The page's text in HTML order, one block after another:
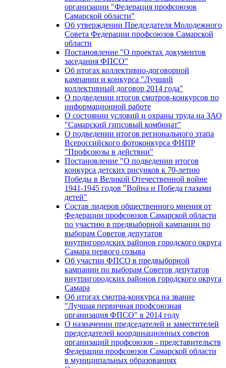
организации "Федерация профсоюзов
Самарской области"
Об утверждении Председателя Молодежного
Совета Федерации профсоюзов Самарской
области
Постановление "О проектах документов
заседания ФПСО"
Об итогах коллективно-договорной
кампании и конкурса "Лучший
коллективный договор 2014 года"
О подведении итогов смотров-конкурсов по
информационной работе
О состоянии условий и охраны труда на ЗАО
"Самарский гипсовый комбинат"
О подведении итогов регионального этапа
Всероссийского фотоконкурса ФНПР
"Профсоюзы в действии"
Постановление "О подведении итогов
конкурса детских рисунков к 70-летию
Победы в Великой Отечественной войне
1941-1945 годов "Война и Победа глазами
детей"
Состав лидеров общественного мнения от
Федерации профсоюзов Самарской области
по участию в предвыборной кампании по
выборам Советов депутатов
внутригородских районов городского округа
Самара первого созыва
Об участии ФПСО в предвыборной
кампании по выборам Советов депутатов
внутригородских районов городского округа
Самара
Об итогах смотра-конкурса на звание
"Лучшая первичная профсоюзная
организация ФПСО" в 2014 году
О назначении председателей и заместителей
председателей координационных советов
организаций профсоюзов - представительств
Федерации профсоюзов Самарской области
в муниципальных образованиях